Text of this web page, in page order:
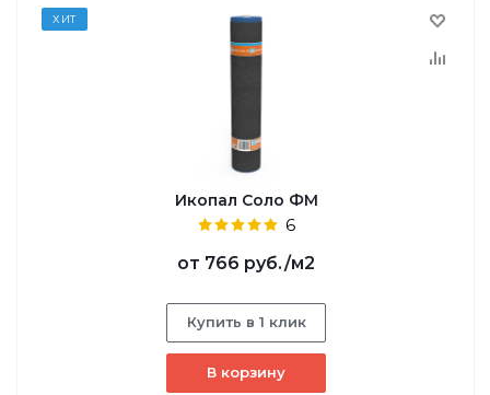
ХИТ
Икопал Соло ФМ
6
от 766 руб./м2
Купить в 1 клик
В корзину